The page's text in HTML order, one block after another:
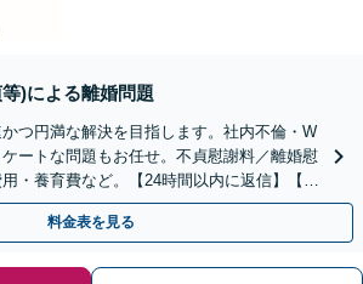
)による離婚問題
つ円満な解決を目指します。社内不倫・W
ートな問題もお任せ。不貞慰謝料／離婚慰
・養育費など。【24時間以内に返信】【土
全個室対応】【子連れ相談可】
料金表を見る